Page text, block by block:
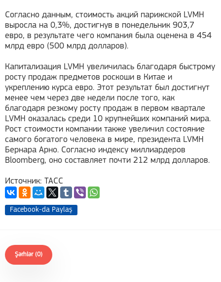
Согласно данным, стоимость акций парижской LVMH
выросла на 0,3%, достигнув в понедельник 903,7
евро, в результате чего компания была оценена в 454
млрд евро (500 млрд долларов).
Капитализация LVMH увеличилась благодаря быстрому
росту продаж предметов роскоши в Китае и
укреплению курса евро. Этот результат был достигнут
менее чем через две недели после того, как
благодаря резкому росту продаж в первом квартале
LVMH оказалась среди 10 крупнейших компаний мира.
Рост стоимости компании также увеличил состояние
самого богатого человека в мире, президента LVMH
Бернара Арно. Согласно индексу миллиардеров
Bloomberg, оно составляет почти 212 млрд долларов.
Источник: ТАСС
Facebook-da Paylaş
Şərhlər (0)